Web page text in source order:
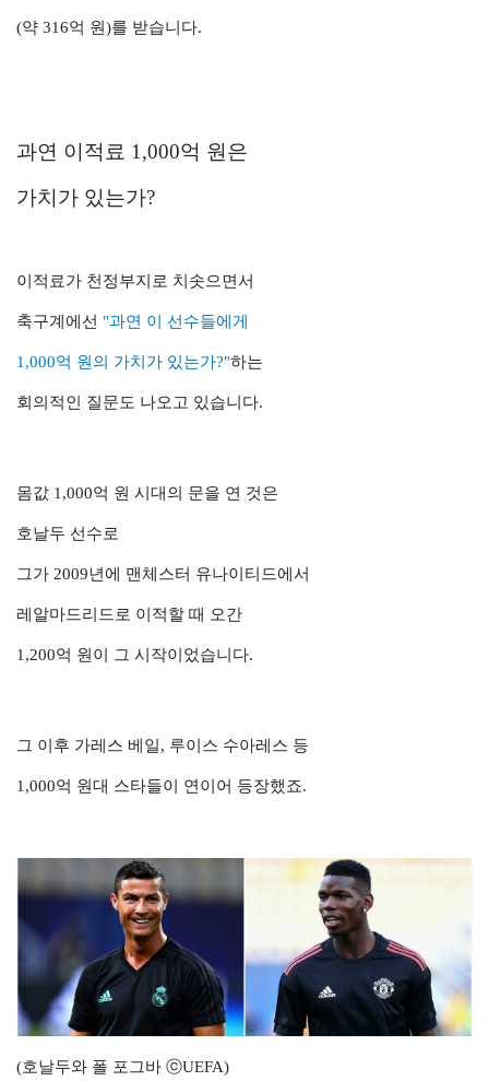
(약 316억 원)를 받습니다.
과연 이적료 1,000억 원은
가치가 있는가?
이적료가 천정부지로 치솟으면서
축구계에선 "과연 이 선수들에게
1,000억 원의 가치가 있는가?"하는
회의적인 질문도 나오고 있습니다.
몸값 1,000억 원 시대의 문을 연 것은
호날두 선수로
그가 2009년에 맨체스터 유나이티드에서
레알마드리드로 이적할 때 오간
1,200억 원이 그 시작이었습니다.
그 이후 가레스 베일, 루이스 수아레스 등
1,000억 원대 스타들이 연이어 등장했죠.
(호날두와 폴 포그바 ⓒUEFA)